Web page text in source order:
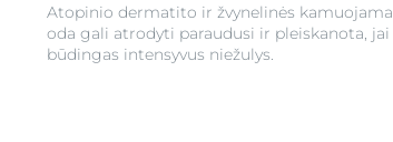
Atopinio dermatito ir žvynelinės kamuojama
oda gali atrodyti paraudusi ir pleiskanota, jai
būdingas intensyvus niežulys.